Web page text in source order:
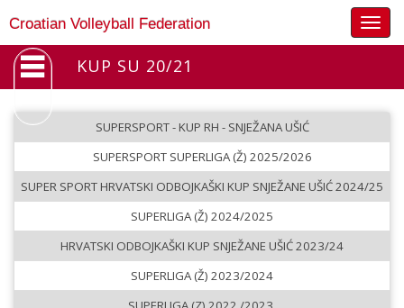
Croatian Volleyball Federation
KUP SU 20/21
SUPERSPORT - KUP RH - SNJEŽANA UŠIĆ
SUPERSPORT SUPERLIGA (Ž) 2025/2026
SUPER SPORT HRVATSKI ODBOJKAŠKI KUP SNJEŽANE UŠIĆ 2024/25
SUPERLIGA (Ž) 2024/2025
HRVATSKI ODBOJKAŠKI KUP SNJEŽANE UŠIĆ 2023/24
SUPERLIGA (Ž) 2023/2024